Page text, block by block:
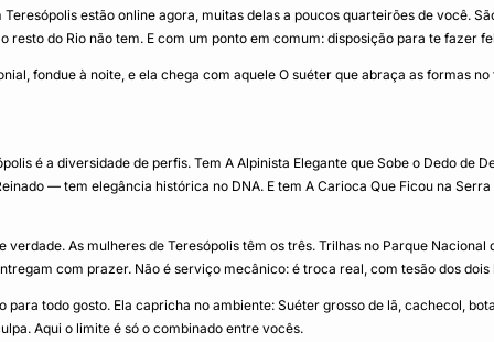
estão online agora, muitas delas a poucos quarteirões de você.
do Rio não tem. E com um ponto em comum: disposição para te fazer
fondue à noite, e ela chega com aquele O suéter que abraça as formas
é a diversidade de perfis. Tem A Alpinista Elegante que Sobe o Dedo de
— tem elegância histórica no DNA. E tem A Carioca Que Ficou na
As mulheres de Teresópolis têm os três. Trilhas no Parque
com prazer. Não é serviço mecânico: é troca real, com tesão dos
todo gosto. Ela capricha no ambiente: Suéter grosso de lã, cachecol,
Aqui o limite é só o combinado entre vocês.